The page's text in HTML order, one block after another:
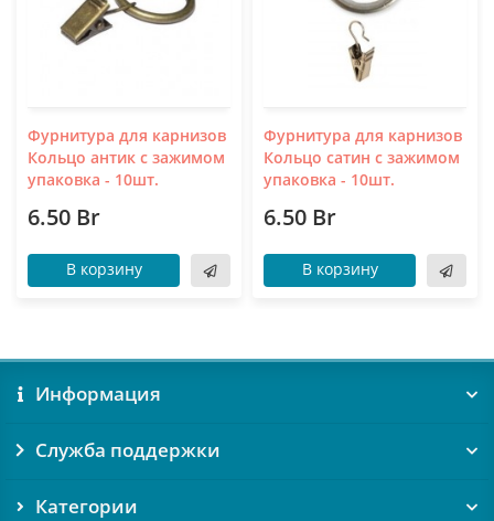
Фурнитура для карнизов
Кольцо антик с зажимом
упаковка - 10шт.
6.50 Br
В корзину
Фурнитура для карнизов
Кольцо сатин с зажимом
упаковка - 10шт.
6.50 Br
В корзину
Информация
Служба поддержки
Категории